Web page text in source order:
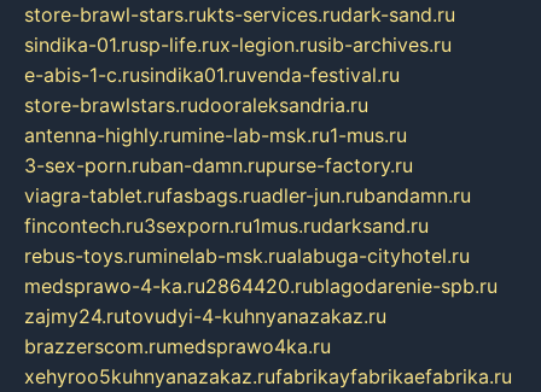
store-brawl-stars.rukts-services.rudark-sand.ru
sindika-01.rusp-life.rux-legion.rusib-archives.ru
e-abis-1-c.rusindika01.ruvenda-festival.ru
store-brawlstars.rudooraleksandria.ru
antenna-highly.rumine-lab-msk.ru1-mus.ru
3-sex-porn.ruban-damn.rupurse-factory.ru
viagra-tablet.rufasbags.ruadler-jun.rubandamn.ru
fincontech.ru3sexporn.ru1mus.rudarksand.ru
rebus-toys.ruminelab-msk.rualabuga-cityhotel.ru
medsprawo-4-ka.ru2864420.rublagodarenie-spb.ru
zajmy24.rutovudyi-4-kuhnyanazakaz.ru
brazzerscom.rumedsprawo4ka.ru
xehyroo5kuhnyanazakaz.rufabrikayfabrikaefabrika.ru